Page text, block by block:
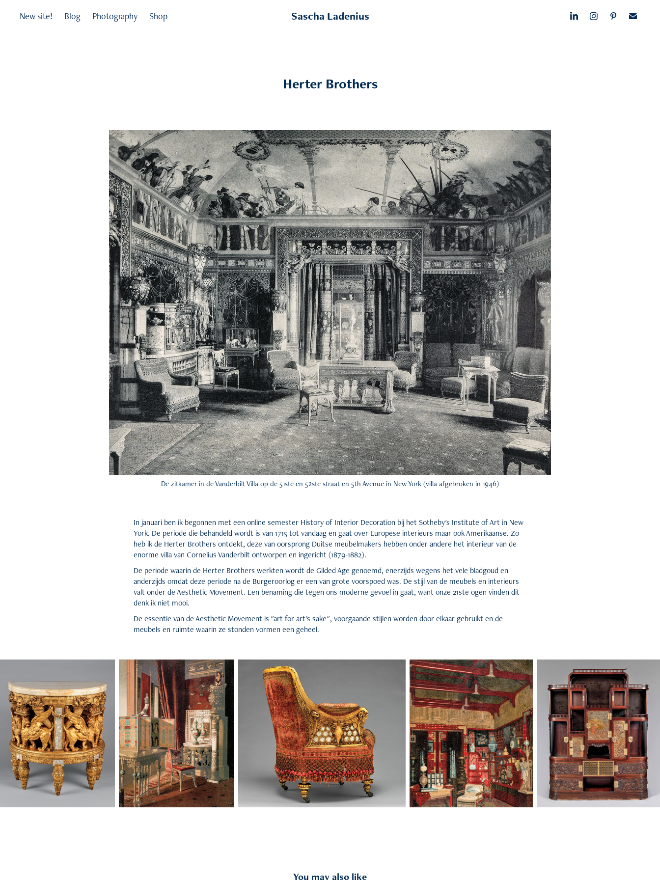
New site! Blog Photography Shop Sascha Ladenius
Herter Brothers
De zitkamer in de Vanderbilt Villa op de 51ste en 52ste straat en 5th Avenue in New York (villa afgebroken in 1946)
In januari ben ik begonnen met een online semester History of Interior Decoration bij het Sotheby's Institute of Art in New
York. De periode die behandeld wordt is van 1715 tot vandaag en gaat over Europese interieurs maar ook Amerikaanse. Zo
heb ik de Herter Brothers ontdekt, deze van oorsprong Duitse meubelmakers hebben onder andere het interieur van de
enorme villa van Cornelius Vanderbilt ontworpen en ingericht (1879-1882).
De periode waarin de Herter Brothers werkten wordt de Gilded Age genoemd, enerzijds wegens het vele bladgoud en
anderzijds omdat deze periode na de Burgeroorlog er een van grote voorspoed was. De stijl van de meubels en interieurs
valt onder de Aesthetic Movement. Een benaming die tegen ons moderne gevoel in gaat, want onze 21ste ogen vinden dit
denk ik niet mooi.
De essentie van de Aesthetic Movement is "art for art's sake", voorgaande stijlen worden door elkaar gebruikt en de
meubels en ruimte waarin ze stonden vormen een geheel.
You may also like